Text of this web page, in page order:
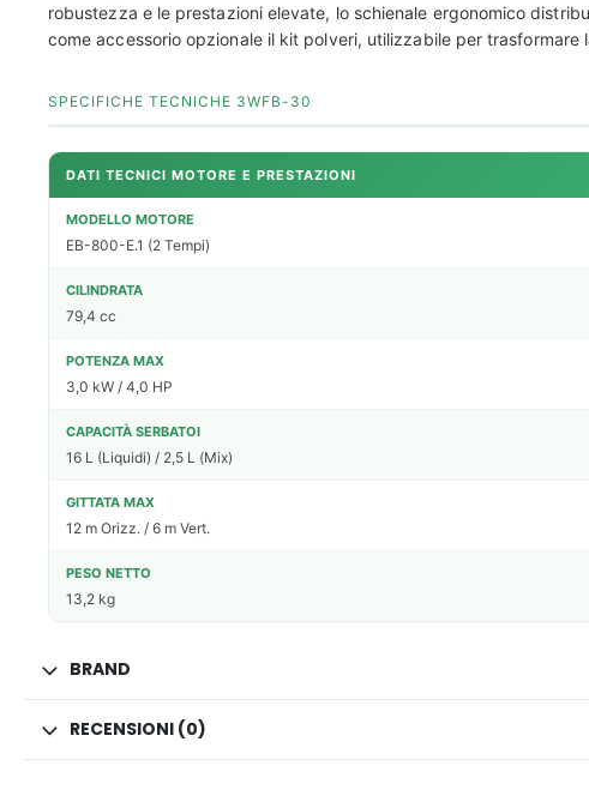
robustezza e le prestazioni elevate, lo schienale ergonomico
come accessorio opzionale il kit polveri, utilizzabile per
SPECIFICHE TECNICHE 3WFB-30
DATI TECNICI MOTORE E PRESTAZIONI
MODELLO MOTORE
EB-800-E.1 (2 Tempi)
CILINDRATA
79,4 cc
POTENZA MAX
3,0 kW / 4,0 HP
CAPACITÀ SERBATOI
16 L (Liquidi) / 2,5 L (Mix)
GITTATA MAX
12 m Orizz. / 6 m Vert.
PESO NETTO
13,2 kg
BRAND
RECENSIONI (0)